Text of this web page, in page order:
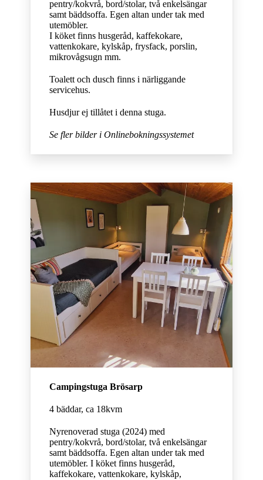
pentry/kokvrå, bord/stolar, två enkelsängar
samt bäddsoffa. Egen altan under tak med
utemöbler.
I köket finns husgeråd, kaffekokare,
vattenkokare, kylskåp, frysfack, porslin,
mikrovågsugn mm.
Toalett och dusch finns i närliggande
servicehus.
Husdjur ej tillåtet i denna stuga.
Se fler bilder i Onlinebokningssystemet
Campingstuga Brösarp
4 bäddar, ca 18kvm
Nyrenoverad stuga (2024) med
pentry/kokvrå, bord/stolar, två enkelsängar
samt bäddsoffa. Egen altan under tak med
utemöbler. I köket finns husgeråd,
kaffekokare, vattenkokare, kylskåp,